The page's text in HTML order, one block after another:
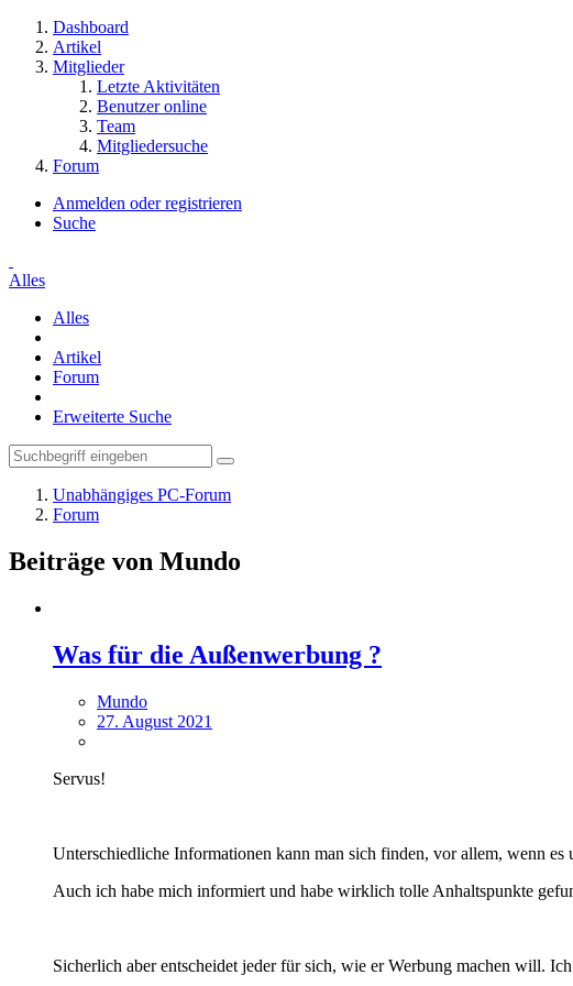
Dashboard
Artikel
Mitglieder
Letzte Aktivitäten
Benutzer online
Team
Mitgliedersuche
Forum
Anmelden oder registrieren
Suche
Alles
Alles
Artikel
Forum
Erweiterte Suche
Unabhängiges PC-Forum
Forum
Beiträge von Mundo
Was für die Außenwerbung ?
Mundo
27. August 2021
Servus!
Unterschiedliche Informationen kann man sich finden, vor allem, wenn es
Auch ich habe mich informiert und habe wirklich tolle Anhaltspunkte
Sicherlich aber entscheidet jeder für sich, wie er Werbung machen will.